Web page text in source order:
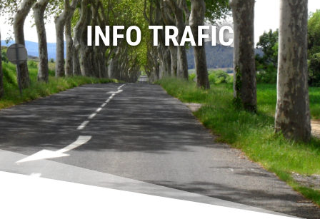
INFO TRAFIC